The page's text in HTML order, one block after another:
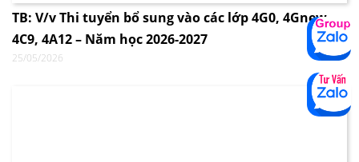
TB: V/v Thi tuyển bổ sung vào các lớp 4G0, 4Gnew,
4C9, 4A12 – Năm học 2026-2027
25/05/2026